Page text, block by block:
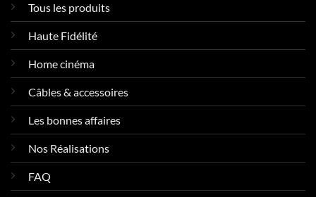
Tous les produits
Haute Fidélité
Home cinéma
Câbles & accessoires
Les bonnes affaires
Nos Réalisations
FAQ